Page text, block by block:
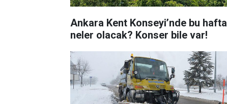
Ankara Kent Konseyi’nde bu hafta
neler olacak? Konser bile var!